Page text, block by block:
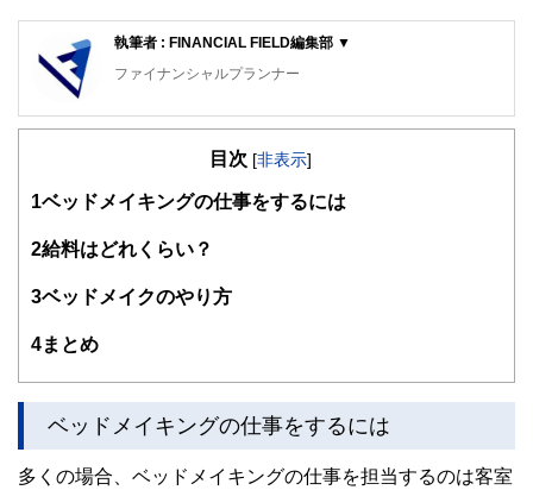
執筆者 : FINANCIAL FIELD編集部 ▼
ファイナンシャルプランナー
FinancialField編集部は、金融、経済に関する記事を、日々
知識がない方でも理解できるようわかりやすく発信していま
得者を中心に「お金や暮らし」に関する書籍・雑誌の編集経
験者で構成され、企画立案から記事掲載まですべての工程に
関わることで、読者目線のコンテンツを追求しています。
かしく感じられる年金や税金、相続、保険、ローンなどの話
をわかりやすく発信している点です。
目次 [非表示]
1 ベッドメイキングの仕事をするには
2給料はどれくらい？
3ベッドメイクのやり方
4まとめ
ベッドメイキングの仕事をするには
多くの場合、ベッドメイキングの仕事を担当するのは客室